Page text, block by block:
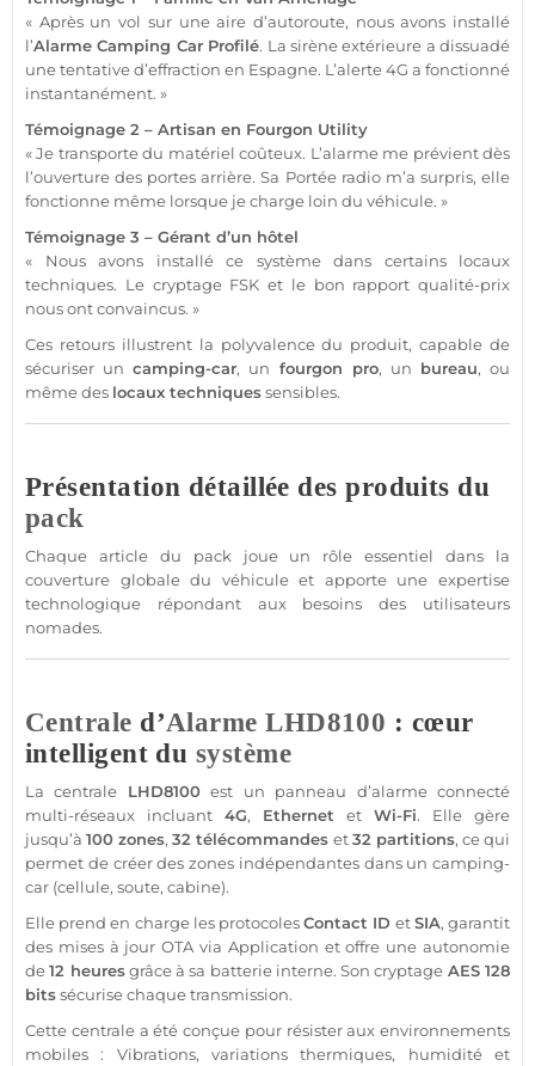
« Après un vol sur une aire d’autoroute, nous avons installé
l’Alarme Camping Car Profilé. La sirène extérieure a dissuadé
une tentative d’effraction en Espagne. L’alerte4G a fonctionné
instantanément. »
Témoignage 2 – Artisan en Fourgon Utility
« Je transporte du matériel coûteux. L’alarmeme prévient dès
l’ouverture des portes arrière. Sa Portéeradio m’a surpris, elle
fonctionne même lorsque je charge loin du véhicule. »
Témoignage 3 – Gérant d’un hôtel
« Nous avons installé ce systèmedans certains locaux
techniques. Le cryptage FSK et le bon rapport qualité-prix
nous ont convaincus. »
Ces retours illustrent la polyvalence du produit, capable de
sécuriser uncamping-car, un fourgon pro, un bureau, ou
même des locaux techniquessensibles.
Présentation détaillée des produits du
pack
Chaque article du packjoue un rôle essentiel dans la
couverture globale du véhicule et apporte une expertise
technologique répondant aux besoins des utilisateurs
nomades.
Centrale d’Alarme LHD8100 : cœur
intelligent du système
Lacentrale LHD8100est un panneau d’alarme connecté
multi-réseaux incluant 4G, Ethernet et Wi-Fi. Elle gère
jusqu’à100 zones,32 télécommandes et32 partitions, ce qui
permet de créer des zones indépendantes dans un camping-
car (cellule, soute, cabine).
Elle prend en charge les protocolesContact ID etSIA, garantit
des mises à jour OTA via Application et offre une autonomie
de12 heuresgrâce à sa batterie interne. Son cryptage AES 128
bitssécurise chaquetransmission.
Cette centralea été conçue pour résister aux environnements
mobiles : Vibrations, variations thermiques, humidité et